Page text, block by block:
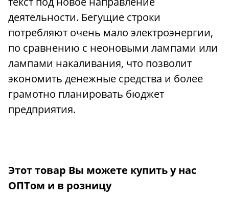
деятельности. Бегущие строки
потребляют очень мало электроэнергии,
по сравнению с неоновыми лампами или
лампами накаливания, что позволит
экономить денежные средства и более
грамотно планировать бюджет
предприятия.
Этот товар Вы можете купить у нас
ОПТом и в розницу